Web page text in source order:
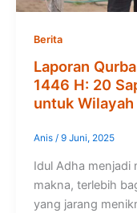
Berita
Laporan
1446 H: 20
untuk
Anis / 9 Juni, 2025
Idul Adha menjadi
makna, terlebih
yang jarang